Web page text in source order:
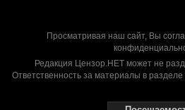
Просматривая наш сайт, Вы
Редакция Цензор.НЕТ может не
Ответственность за материалы в разделе